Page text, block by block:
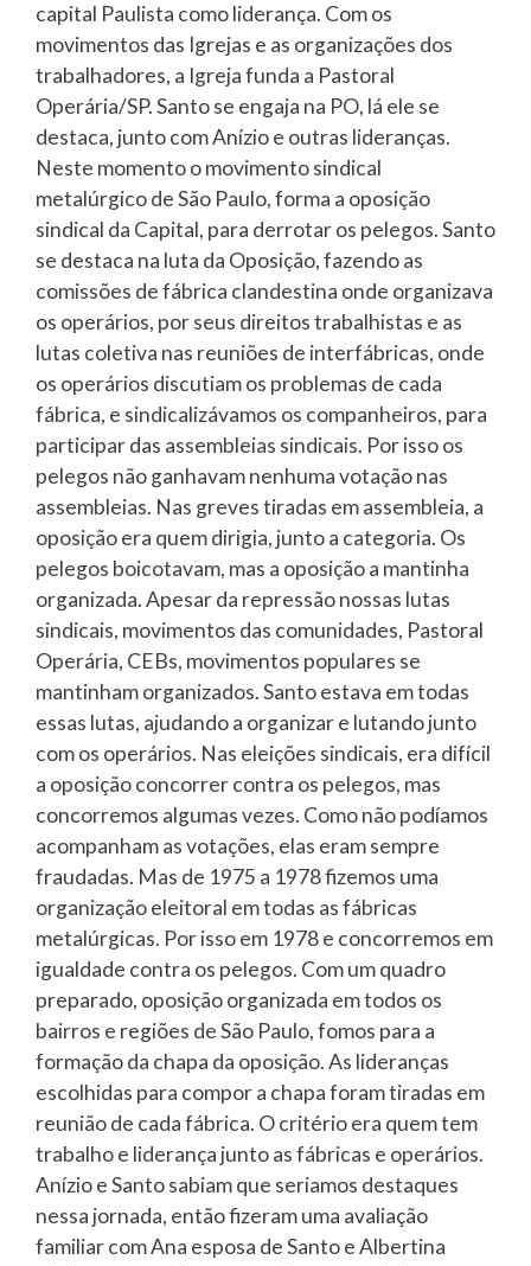
capital Paulista como liderança. Com os
movimentos das Igrejas e as organizações dos
trabalhadores, a Igreja funda a Pastoral
Operária/SP. Santo se engaja na PO, lá ele se
destaca, junto com Anízio e outras lideranças.
Neste momento o movimento sindical
metalúrgico de São Paulo, forma a oposição
sindical da Capital, para derrotar os pelegos. Santo
se destaca na luta da Oposição, fazendo as
comissões de fábrica clandestina onde organizava
os operários, por seus direitos trabalhistas e as
lutas coletiva nas reuniões de interfábricas, onde
os operários discutiam os problemas de cada
fábrica, e sindicalizávamos os companheiros, para
participar das assembleias sindicais. Por isso os
pelegos não ganhavam nenhuma votação nas
assembleias. Nas greves tiradas em assembleia, a
oposição era quem dirigia, junto a categoria. Os
pelegos boicotavam, mas a oposição a mantinha
organizada. Apesar da repressão nossas lutas
sindicais, movimentos das comunidades, Pastoral
Operária, CEBs, movimentos populares se
mantinham organizados. Santo estava em todas
essas lutas, ajudando a organizar e lutando junto
com os operários. Nas eleições sindicais, era difícil
a oposição concorrer contra os pelegos, mas
concorremos algumas vezes. Como não podíamos
acompanham as votações, elas eram sempre
fraudadas. Mas de 1975 a 1978 fizemos uma
organização eleitoral em todas as fábricas
metalúrgicas. Por isso em 1978 e concorremos em
igualdade contra os pelegos. Com um quadro
preparado, oposição organizada em todos os
bairros e regiões de São Paulo, fomos para a
formação da chapa da oposição. As lideranças
escolhidas para compor a chapa foram tiradas em
reunião de cada fábrica. O critério era quem tem
trabalho e liderança junto as fábricas e operários.
Anízio e Santo sabiam que seriamos destaques
nessa jornada, então fizeram uma avaliação
familiar com Ana esposa de Santo e Albertina